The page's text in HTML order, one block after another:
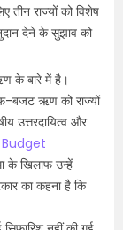
राज्यों को विशेष
देने के सुझाव को
के बारे में है।
बजट ऋण को राज्यों
और
के खिलाफ उन्हें
का कहना है कि